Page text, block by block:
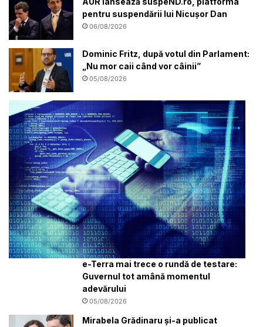
pentru suspendării lui Nicușor Dan
06/08/2026
Dominic Fritz, după votul din Parlament:
„Nu mor caii când vor câinii”
05/08/2026
e-Terra mai trece o rundă de testare:
Guvernul tot amână momentul
adevărului
05/08/2026
Mirabela Grădinaru și-a publicat